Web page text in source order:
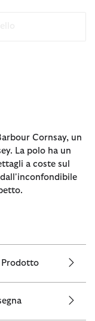
Cornsay, un
La polo ha un
a coste sul
Prodotto